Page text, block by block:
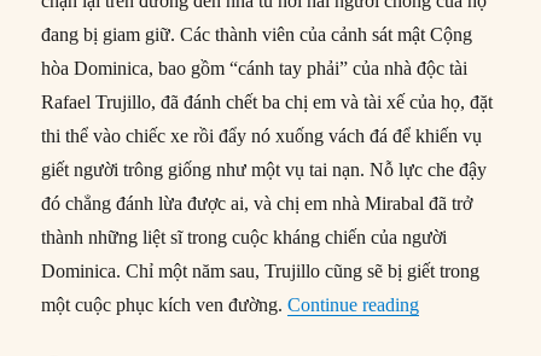
đang bị giam giữ. Các thành viên của cảnh sát mật Cộng
hòa Dominica, bao gồm “cánh tay phải” của nhà độc tài
Rafael Trujillo, đã đánh chết ba chị em và tài xế của họ, đặt
thi thể vào chiếc xe rồi đẩy nó xuống vách đá để khiến vụ
giết người trông giống như một vụ tai nạn. Nỗ lực che đậy
đó chẳng đánh lừa được ai, và chị em nhà Mirabal đã trở
thành những liệt sĩ trong cuộc kháng chiến của người
Dominica. Chỉ một năm sau, Trujillo cũng sẽ bị giết trong
một cuộc phục kích ven đường.Continue reading“25/11/1960: